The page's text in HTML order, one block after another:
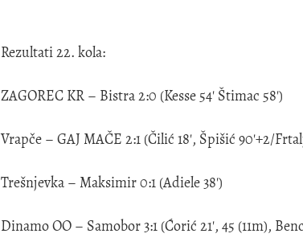
Rezultati 22. kola:
ZAGOREC KR – Bistra 2:0 (Kesse 54' Štimac 58')
Vrapče – GAJ MAČE 2:1 (Čilić 18', Špišić 90'+2/
Trešnjevka – Maksimir 0:1 (Adiele 38')
Dinamo OO – Samobor 3:1 (Ćorić 21', 45 (11m),